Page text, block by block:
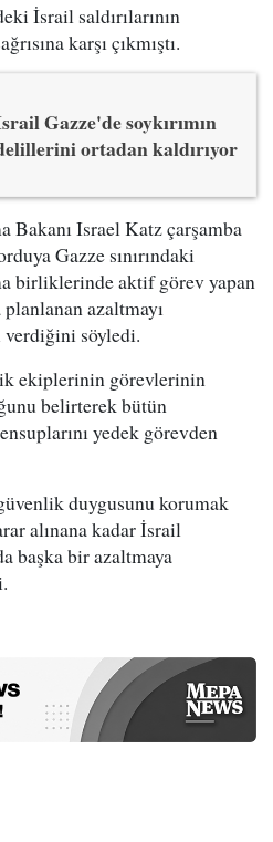
İsrail saldırılarının
karşı çıkmıştı.
Gazze'de soykırımın
ortadan kaldırıyor
Bakanı Israel Katz çarşamba
Gazze sınırındaki
birliklerinde aktif görev yapan
planlanan azaltmayı
verdiğini söyledi.
ekiplerinin görevlerinin
belirterek bütün
yedek görevden
duygusunu korumak
alınana kadar İsrail
başka bir azaltmaya